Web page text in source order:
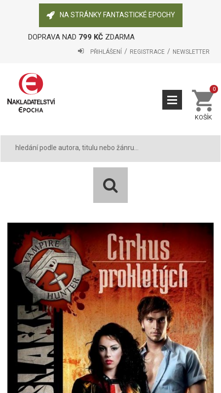
NA STRÁNKY FANTASTICKÉ EPOCHY
DOPRAVA NAD 799 KČZDARMA
PŘIHLÁŠENÍ REGISTRACE NEWSLETTER
KOŠÍK
0